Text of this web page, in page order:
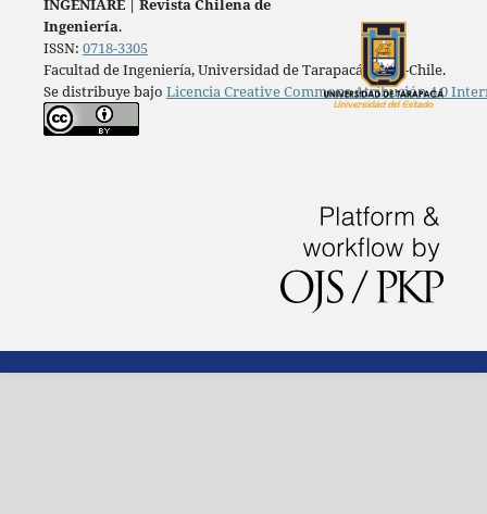
INGENIARE | Revista Chilena de
Ingeniería.
ISSN: 0718-3305
Facultad de Ingeniería, Universidad de Tarapacá, Arica-Chile.
Se distribuye bajo Licencia Creative Commons Atribución 4.0